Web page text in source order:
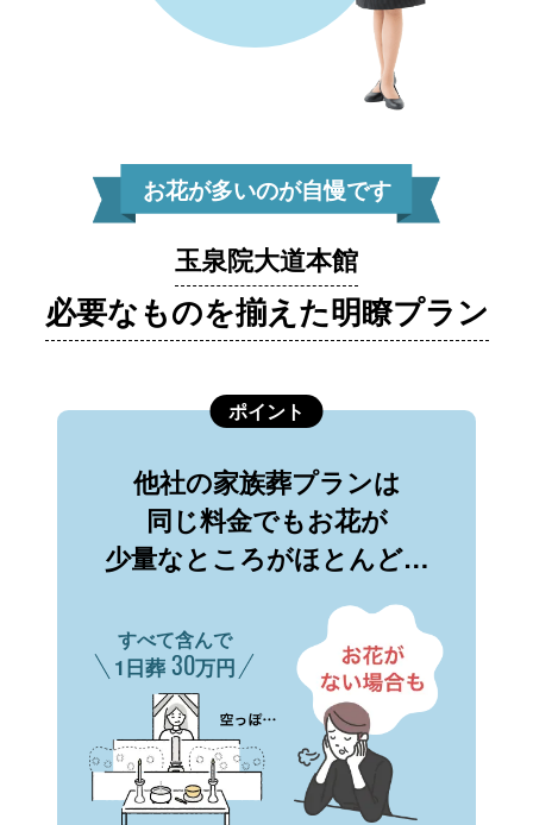
お花が多いのが自慢です
玉泉院大道本館
必要なものを揃えた明瞭プラン
ポイント
他社の家族葬プランは
同じ料金でもお花が
少量なところがほとんど…
すべて含んで
1日葬 30万円